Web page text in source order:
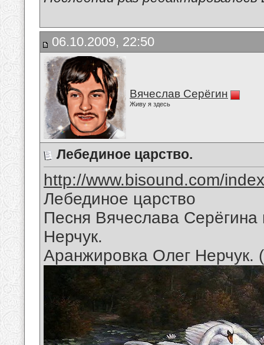
06.10.2009, 22:50
Вячеслав Серёгин
Живу я здесь
Лебединое царство.
http://www.bisound.com/
Лебединое царство
Песня Вячеслава
Нерчук.
Аранжировка Олег Нерчук.